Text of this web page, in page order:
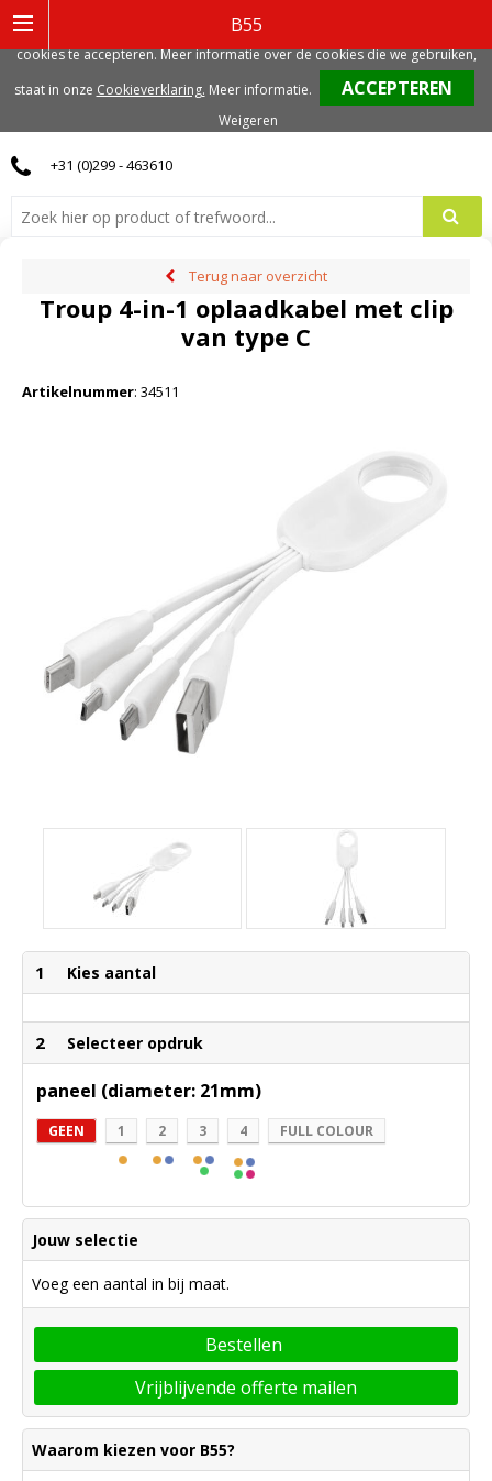
B55
0
+31 (0)299 - 463610
Terug naar overzicht
Troup 4-in-1 oplaadkabel met clip
van type C
Artikelnummer: 34511
1 Kies aantal
2 Selecteer opdruk
paneel (diameter: 21mm)
GEEN 1 2 3 4 FULL COLOUR
Jouw selectie
Voeg een aantal in bij maat.
Bestellen
Vrijblijvende offerte mailen
Waarom kiezen voor B55?
gerelateerde cookies. Voor de beste gebruikerservaring, adviseren we deze
cookies te accepteren. Meer informatie over de cookies die we gebruiken,
staat in onze Cookieverklaring. Meer informatie.
Weigeren